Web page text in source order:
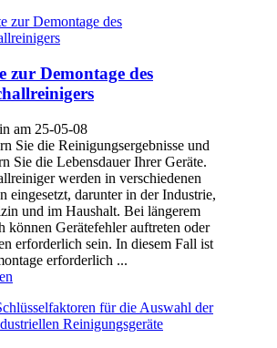
zur Demontage des
am 25-05-08
Sie die Reinigungsergebnisse und
Sie die Lebensdauer Ihrer Geräte.
werden in verschiedenen
eingesetzt, darunter in der Industrie,
und im Haushalt. Bei längerem
können Gerätefehler auftreten oder
erforderlich sein. In diesem Fall ist
erforderlich ...